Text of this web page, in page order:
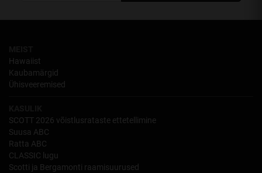
Hawaiist
Kaubamärgid
Ühisveeremised
SCOTT 2026 võistlusrataste ettetellimine
Suusa ABC
Ratta ABC
CLASSIC lugu
Scotti ja Bergamonti raamisuurused